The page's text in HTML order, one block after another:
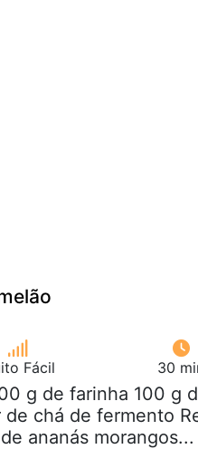
Fácil 30
g de farinha 100 g
de chá de fermento
ananás morangos...